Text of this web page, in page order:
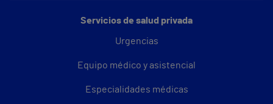
Servicios de salud privada
Urgencias
Equipo médico y asistencial
Especialidades médicas